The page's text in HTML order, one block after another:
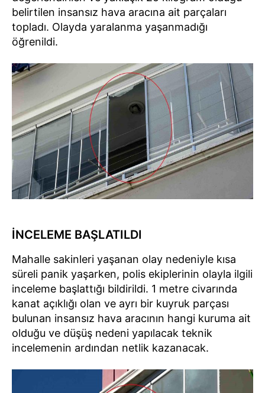
belirtilen insansız hava aracına ait parçaları
topladı. Olayda yaralanma yaşanmadığı
öğrenildi.
İNCELEME BAŞLATILDI
Mahalle sakinleri yaşanan olay nedeniyle kısa
süreli panik yaşarken, polis ekiplerinin olayla ilgili
inceleme başlattığı bildirildi. 1 metre civarında
kanat açıklığı olan ve ayrı bir kuyruk parçası
bulunan insansız hava aracının hangi kuruma ait
olduğu ve düşüş nedeni yapılacak teknik
incelemenin ardından netlik kazanacak.